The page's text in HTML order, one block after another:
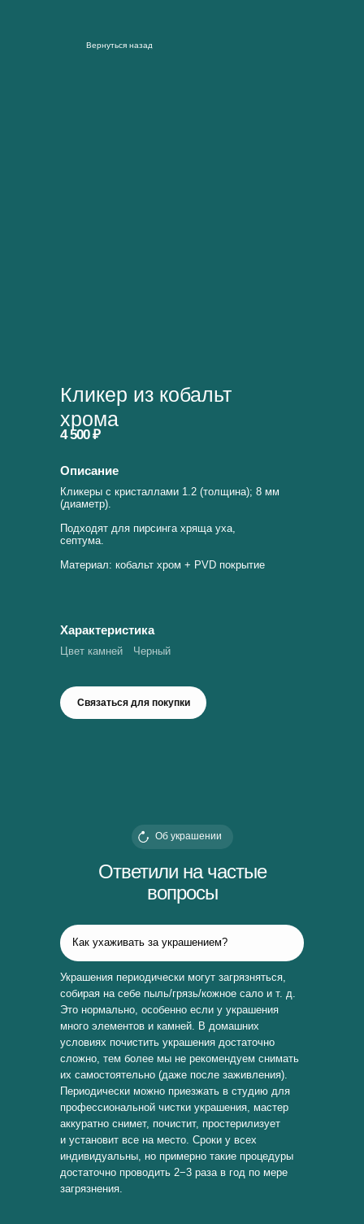
Вернуться назад
Связаться для покупки
Кликер из кобальт
хрома
Описание
Характеристика
Кликеры с кристаллами 1.2 (толщина); 8 мм
(диаметр).
Подходят для пирсинга хряща уха,
септума.
Материал: кобальт хром + PVD покрытие
Черный
Цвет камней
4 500 ₽
Ответили на частые
вопросы
Об украшении
Как ухаживать за украшением?
Украшения периодически могут загрязняться,
собирая на себе пыль/грязь/кожное сало и т. д.
Это нормально, особенно если у украшения
много элементов и камней. В домашних
условиях почистить украшения достаточно
сложно, тем более мы не рекомендуем снимать
их самостоятельно (даже после заживления).
Периодически можно приезжать в студию для
профессиональной чистки украшения, мастер
аккуратно снимет, почистит, простерилизует
и установит все на место. Сроки у всех
индивидуальны, но примерно такие процедуры
достаточно проводить 2−3 раза в год по мере
загрязнения.